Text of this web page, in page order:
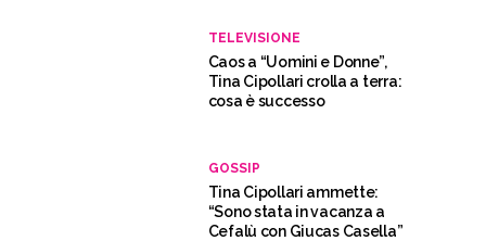
TELEVISIONE
Caos a “Uomini e Donne”,
Tina Cipollari crolla a terra:
cosa è successo
GOSSIP
Tina Cipollari ammette:
“Sono stata in vacanza a
Cefalù con Giucas Casella”